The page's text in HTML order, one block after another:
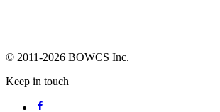
© 2011-2026 BOWCS Inc.
Keep in touch